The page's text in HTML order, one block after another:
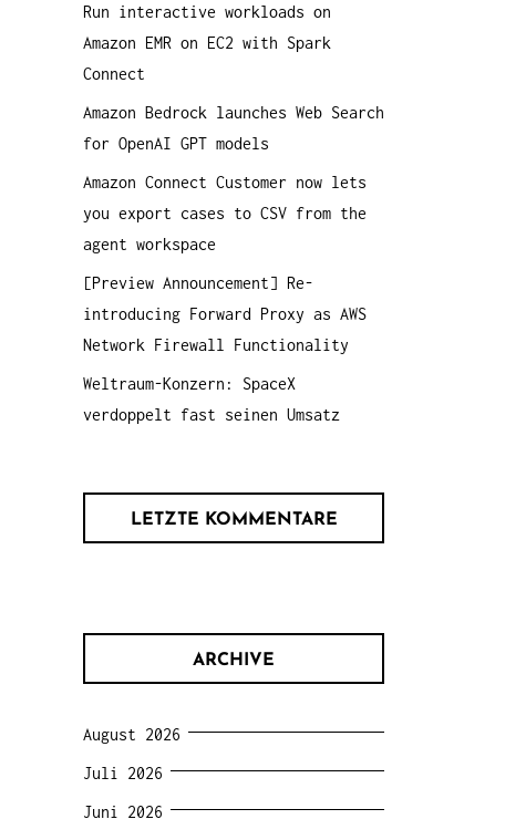
a
c
h
:
Run interactive workloads on
Amazon EMR on EC2 with Spark
Connect
Amazon Bedrock launches Web Search
for OpenAI GPT models
Amazon Connect Customer now lets
you export cases to CSV from the
agent workspace
[Preview Announcement] Re-
introducing Forward Proxy as AWS
Network Firewall Functionality
Weltraum-Konzern: SpaceX
verdoppelt fast seinen Umsatz
LETZTE KOMMENTARE
ARCHIVE
August 2026
Juli 2026
Juni 2026